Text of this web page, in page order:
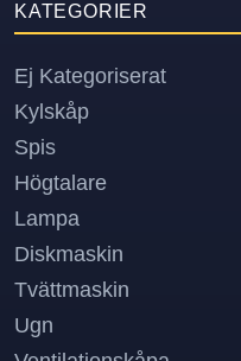
KATEGORIER
Ej Kategoriserat
Kylskåp
Spis
Högtalare
Lampa
Diskmaskin
Tvättmaskin
Ugn